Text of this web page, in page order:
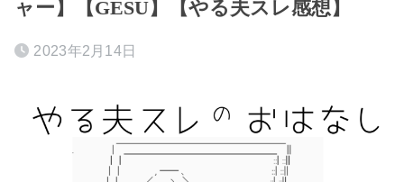
ャー】【GESU】【やる夫スレ感想】
2023年2月14日